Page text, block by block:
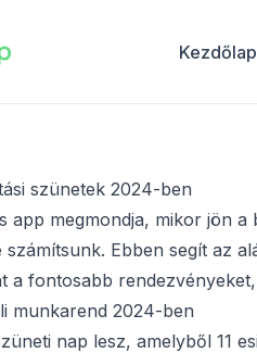
Kezdőlap
szünetek 2024-ben
app megmondja, mikor jön
Ebben segít az
a fontosabb
munkarend 2024-ben
nap lesz, amelyből 11